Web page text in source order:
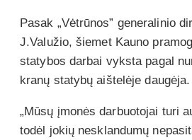
Pasak „Vėtrūnos” generalinio
J.Valužio, šiemet Kauno
statybos darbai vyksta pagal
kranų statybų aištelėje daugėja.
„Mūsų įmonės darbuotojai turi
todėl jokių nesklandumų